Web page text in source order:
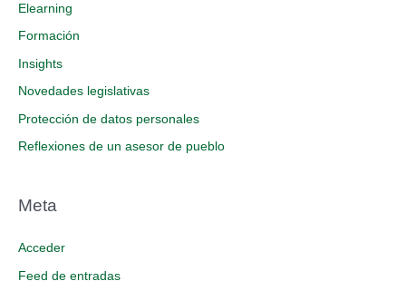
Elearning
Formación
Insights
Novedades legislativas
Protección de datos personales
Reflexiones de un asesor de pueblo
Meta
Acceder
Feed de entradas